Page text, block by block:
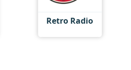
Retro Radio